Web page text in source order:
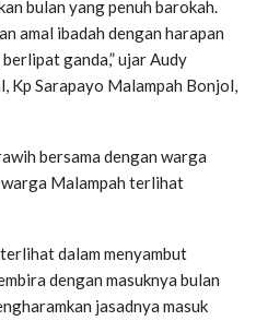
bulan yang penuh barokah.
amal ibadah dengan harapan
ganda,” ujar Audy
Kp Sarapayo Malampah Bonjol,
bersama dengan warga
warga Malampah terlihat
dalam menyambut
dengan masuknya bulan
jasadnya masuk